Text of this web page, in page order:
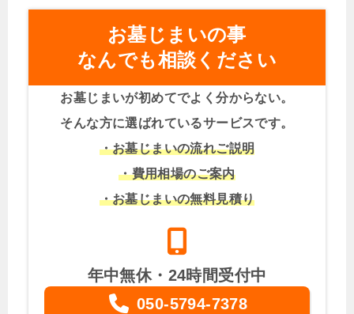
お墓じまいの事
なんでも相談ください
お墓じまいが初めてでよく分からない。
そんな方に選ばれているサービスです。
・お墓じまいの流れご説明
・費用相場のご案内
・お墓じまいの無料見積り
年中無休・24時間受付中
050-5794-7378